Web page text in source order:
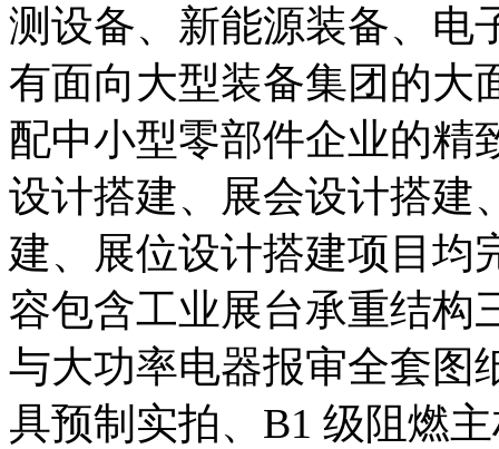
测设备、新能源装备、电
有面向大型装备集团的大
配中小型零部件企业的精
设计搭建、展会设计搭建
建、展位设计搭建项目均
容包含工业展台承重结构
与大功率电器报审全套图
具预制实拍、B1 级阻燃